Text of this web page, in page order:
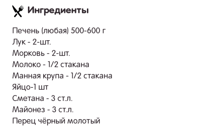
Ингредиенты
Печень (любая) 500-600 г
Лук - 2-шт.
Морковь - 2-шт.
Молоко - 1/2 стакана
Манная крупа - 1/2 стакана
Яйцо-1 шт
Сметана - 3 ст.л.
Майонез - 3 ст.л.
Перец чёрный молотый